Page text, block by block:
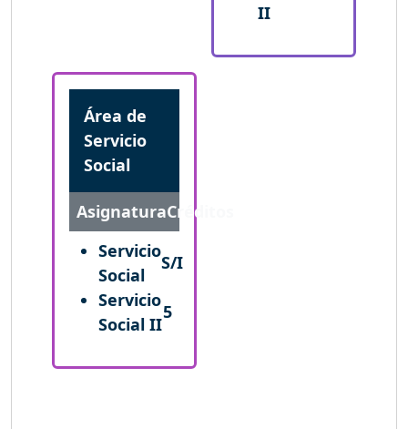
II
Área de
Servicio
Social
AsignaturaCréditos
Servicio
Social
S/I
Servicio
Social II
5